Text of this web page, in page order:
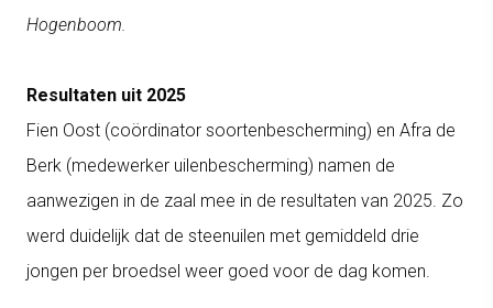
Hogenboom.
Resultaten uit 2025
Fien Oost (coördinator soortenbescherming) en Afra de
Berk (medewerker uilenbescherming) namen de
aanwezigen in de zaal mee in de resultaten van 2025. Zo
werd duidelijk dat de steenuilen met gemiddeld drie
jongen per broedsel weer goed voor de dag komen.